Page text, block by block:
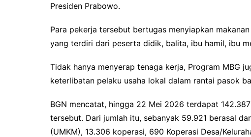
Presiden Prabowo.
Para pekerja tersebut bertugas menyiapkan
yang terdiri dari peserta didik, balita, ibu hamil, ibu
Tidak hanya menyerap tenaga kerja, Program MBG
keterlibatan pelaku usaha lokal dalam rantai pasok
BGN mencatat, hingga 22 Mei 2026 terdapat
tersebut. Dari jumlah itu, sebanyak 59.921 berasal
(UMKM), 13.306 koperasi, 690 Koperasi Desa/